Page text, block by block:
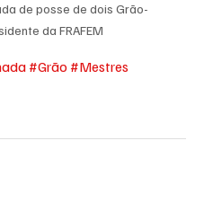
de posse de dois Grão-
da FRAFEM
#Grão #Mestres